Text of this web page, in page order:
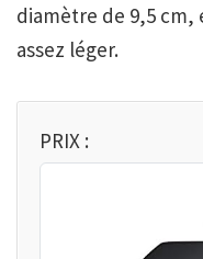
diamètre de 9,5 cm,
assez léger.
PRIX :